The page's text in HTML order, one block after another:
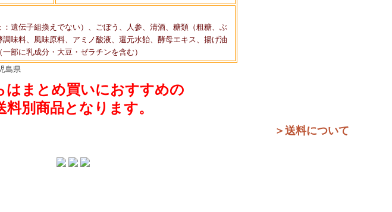
遺伝子組換えでない）、ごぼう、人参、清酒、糖類（粗糖、ぶ
味料、風味原料、アミノ酸液、還元水飴、酵母エキス、揚げ油
部に乳成分・大豆・ゼラチンを含む）
島県
はまとめ買いにおすすめの
料別商品となります。
＞送料について